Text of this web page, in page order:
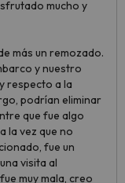
mucho y
más un remozado.
y nuestro
respecto a la
podrían eliminar
que fue algo
la vez que no
fue un
visita al
muy mala, creo